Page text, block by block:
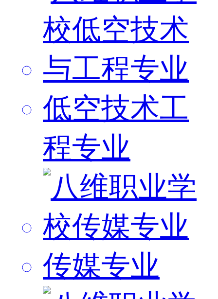
低空技术工
程专业
传媒专业